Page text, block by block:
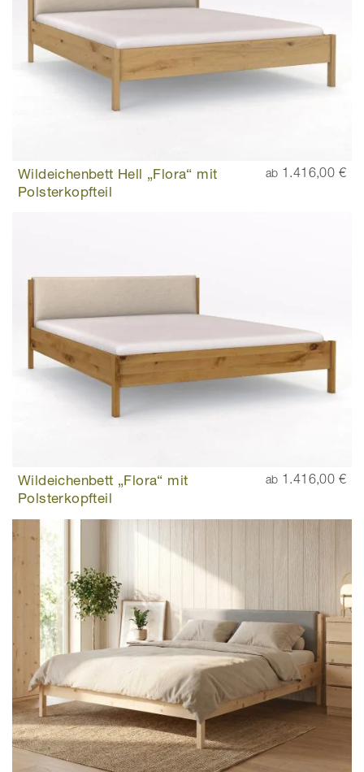
Wildeichenbett Hell „Flora“ mit
Polsterkopfteil
ab 1.416,00 €
Wildeichenbett „Flora“ mit
Polsterkopfteil
ab 1.416,00 €